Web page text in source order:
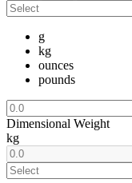
g
kg
ounces
pounds
Dimensional Weight
kg